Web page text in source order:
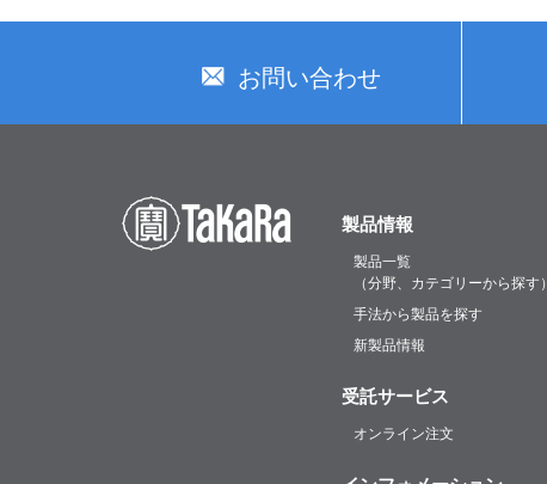
お問い合わせ
製品情報
製品一覧
（分野、カテゴリーから探す）
手法から製品を探す
新製品情報
受託サービス
オンライン注文